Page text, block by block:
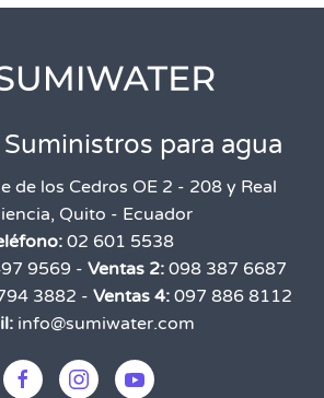
para agua
de los Cedros OE 2 - 208 y Real
Quito - Ecuador
02 601 5538
9569 - Ventas 2:098 387 6687
3882 - Ventas 4: 097 886 8112
info@sumiwater.com